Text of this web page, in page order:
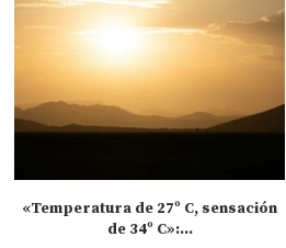
«Temperatura de 27º C, sensación
de 34º C»:...